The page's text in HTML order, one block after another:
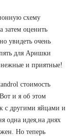
схему
затем оценить
увидеть очень
для Аришки
нежные и приятные!
стоимость
и я об этом
с другими яйцами и
одна идея,на днях
Но теперь